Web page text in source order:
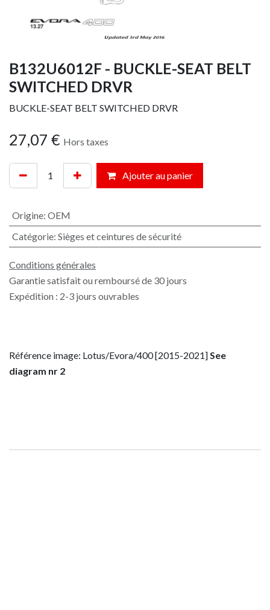
B132U6012F - BUCKLE-SEAT BELT
SWITCHED DRVR
BUCKLE-SEAT BELT SWITCHED DRVR
27,07 € Hors taxes
Ajouter au panier
Origine: OEM
Catégorie: Sièges et ceintures de sécurité
Conditions générales
Garantie satisfait ou remboursé de 30 jours
Expédition : 2-3 jours ouvrables
Référence image: Lotus/Evora/400 [2015-2021]See
diagram nr 2